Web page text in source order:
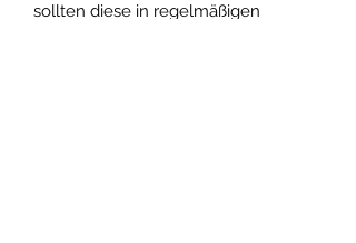
sollten diese in regelmäßigen